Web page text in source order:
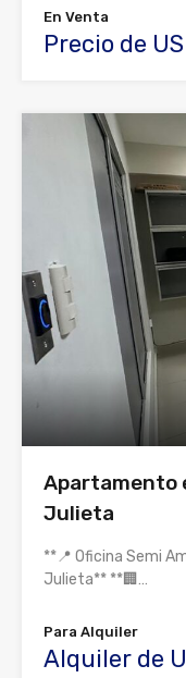
En Venta
Precio de
Apartamento
Julieta
**📍 Oficina Semi
Julieta** **🏢…
Para Alquiler
Alquiler de